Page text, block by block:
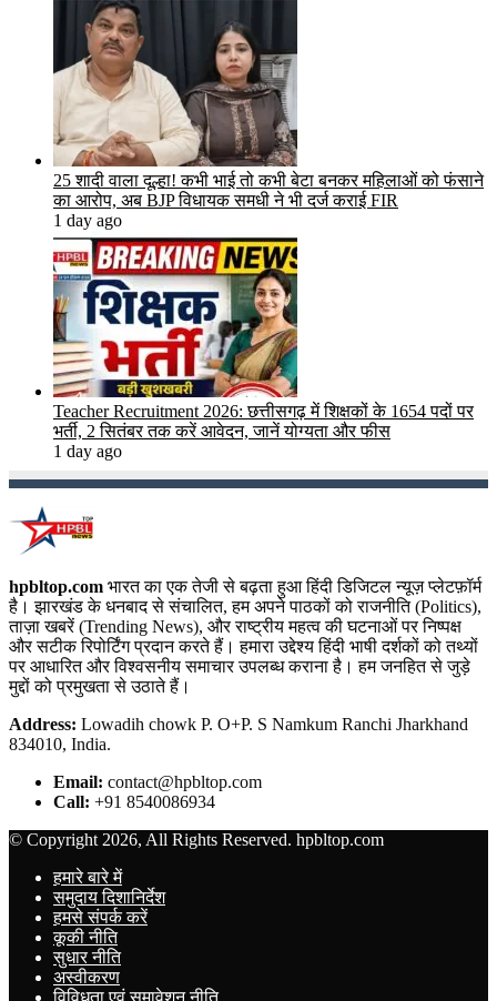
25 शादी वाला दूल्हा! कभी भाई तो कभी बेटा बनकर महिलाओं को फंसाने
का आरोप, अब BJP विधायक समधी ने भी दर्ज कराई FIR
1 day ago
Teacher Recruitment 2026: छत्तीसगढ़ में शिक्षकों के 1654 पदों पर
भर्ती, 2 सितंबर तक करें आवेदन, जानें योग्यता और फीस
1 day ago
hpbltop.com भारत का एक तेजी से बढ़ता हुआ हिंदी डिजिटल न्यूज़ प्लेटफ़ॉर्म
है। झारखंड के धनबाद से संचालित, हम अपने पाठकों को राजनीति (Politics),
ताज़ा खबरें (Trending News), और राष्ट्रीय महत्व की घटनाओं पर निष्पक्ष
और सटीक रिपोर्टिंग प्रदान करते हैं। हमारा उद्देश्य हिंदी भाषी दर्शकों को तथ्यों
पर आधारित और विश्वसनीय समाचार उपलब्ध कराना है। हम जनहित से जुड़े
मुद्दों को प्रमुखता से उठाते हैं।
Address: Lowadih chowk P. O+P. S Namkum Ranchi Jharkhand
834010, India.
Email: contact@hpbltop.com
Call: +91 8540086934
© Copyright 2026, All Rights Reserved. hpbltop.com
हमारे बारे में
समुदाय दिशानिर्देश
हमसे संपर्क करें
कूकी नीति
सुधार नीति
अस्वीकरण
विविधता एवं समावेशन नीति